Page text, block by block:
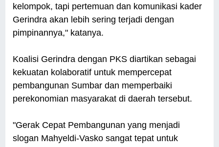
kelompok, tapi pertemuan dan komunikasi kader
Gerindra akan lebih sering terjadi dengan
pimpinannya," katanya.
Koalisi Gerindra dengan PKS diartikan sebagai
kekuatan kolaboratif untuk mempercepat
pembangunan Sumbar dan memperbaiki
perekonomian masyarakat di daerah tersebut.
"Gerak Cepat Pembangunan yang menjadi
slogan Mahyeldi-Vasko sangat tepat untuk